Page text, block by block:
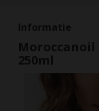
Informatie
Moroccanoil
250ml